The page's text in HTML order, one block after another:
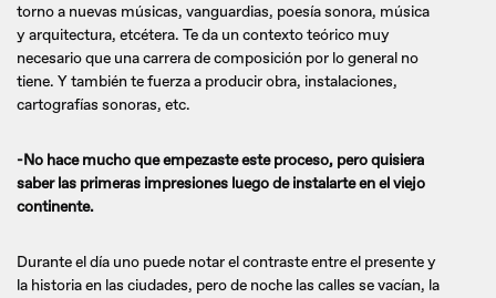
torno a nuevas músicas, vanguardias, poesía sonora, música
y arquitectura, etcétera. Te da un contexto teórico muy
necesario que una carrera de composición por lo general no
tiene. Y también te fuerza a producir obra, instalaciones,
cartografías sonoras, etc.
-No hace mucho que empezaste este proceso, pero quisiera
saber las primeras impresiones luego de instalarte en el viejo
continente.
Durante el día uno puede notar el contraste entre el presente y
la historia en las ciudades, pero de noche las calles se vacían, la